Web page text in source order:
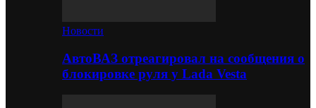
Новости
АвтоВАЗ отреагировал на сообщения о
блокировке руля у Lada Vesta